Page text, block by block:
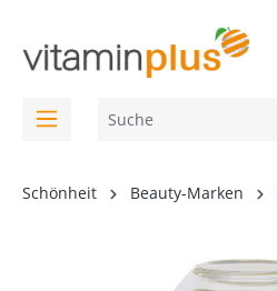
Schönheit Beauty-Marken